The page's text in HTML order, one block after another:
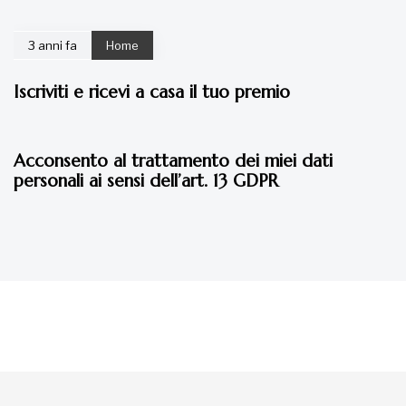
3 anni fa Home
Iscriviti e ricevi a casa il tuo premio
Acconsento al trattamento dei miei dati
personali ai sensi dell’art. 13 GDPR